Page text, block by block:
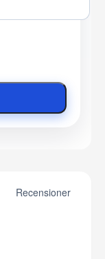
Recensioner